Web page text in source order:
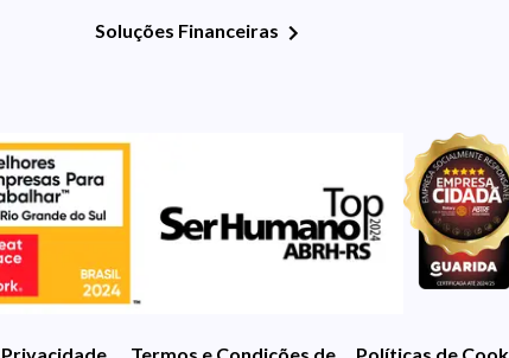
Soluções Financeiras
Termos e Condições de UsoPolíticas de